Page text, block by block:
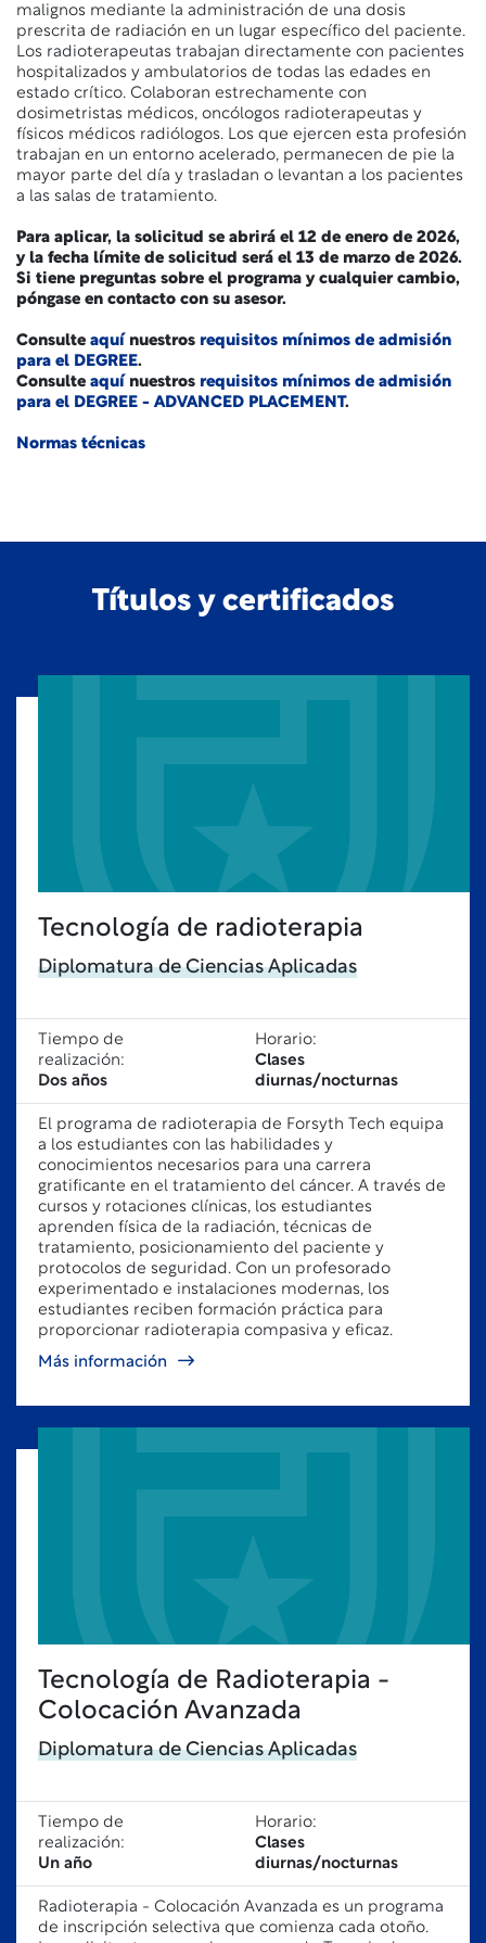
malignos mediante la administración de una dosis
prescrita de radiación en un lugar específico del paciente.
Los radioterapeutas trabajan directamente con pacientes
hospitalizados y ambulatorios de todas las edades en
estado crítico. Colaboran estrechamente con
dosimetristas médicos, oncólogos radioterapeutas y
físicos médicos radiólogos. Los que ejercen esta profesión
trabajan en un entorno acelerado, permanecen de pie la
mayor parte del día y trasladan o levantan a los pacientes
a las salas de tratamiento.
Para aplicar, la solicitud se abrirá el 12 de enero de 2026,
y la fecha límite de solicitud será el 13 de marzo de 2026.
Si tiene preguntas sobre el programa y cualquier cambio,
póngase en contacto con su asesor.
Consulte aquí nuestros requisitos mínimos de admisión
para el DEGREE.
Consulte aquí nuestros requisitos mínimos de admisión
para el DEGREE - ADVANCED PLACEMENT.
Normas técnicas
Títulos y certificados
Tecnología de radioterapia
Diplomatura de Ciencias Aplicadas
Tiempo de
realización:
Dos años
Horario:
Clases
diurnas/nocturnas
El programa de radioterapia de Forsyth Tech equipa
a los estudiantes con las habilidades y
conocimientos necesarios para una carrera
gratificante en el tratamiento del cáncer. A través de
cursos y rotaciones clínicas, los estudiantes
aprenden física de la radiación, técnicas de
tratamiento, posicionamiento del paciente y
protocolos de seguridad. Con un profesorado
experimentado e instalaciones modernas, los
estudiantes reciben formación práctica para
proporcionar radioterapia compasiva y eficaz.
Más información
Tecnología de Radioterapia -
Colocación Avanzada
Diplomatura de Ciencias Aplicadas
Tiempo de
realización:
Un año
Horario:
Clases
diurnas/nocturnas
Radioterapia - Colocación Avanzada es un programa
de inscripción selectiva que comienza cada otoño.